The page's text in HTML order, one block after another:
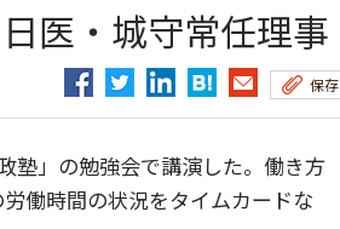
医・城守常任理事
保存
塾」の勉強会で講演した。働き方
働時間の状況をタイムカードな